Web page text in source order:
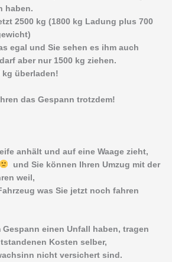
haben.
2500 kg (1800 kg Ladung plus 700
egal und Sie sehen es ihm auch
aber nur 1500 kg ziehen.
kg überladen!
das Gespann trotzdem!
anhält und auf eine Waage zieht,
und Sie können Ihren Umzug mit der
weil,
was Sie jetzt noch fahren
Gespann einen Unfall haben, tragen
Kosten selber,
nicht versichert sind.